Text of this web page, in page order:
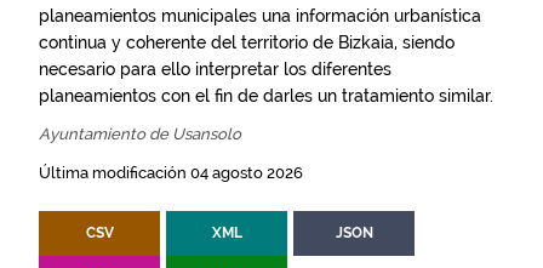
planeamientos municipales una información urbanística
continua y coherente del territorio de Bizkaia, siendo
necesario para ello interpretar los diferentes
planeamientos con el fin de darles un tratamiento similar.
Ayuntamiento de Usansolo
Última modificación 04 agosto 2026
CSV XML JSON